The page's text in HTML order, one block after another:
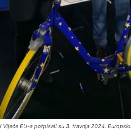
EU-a potpisali su 3. travnja 2024.